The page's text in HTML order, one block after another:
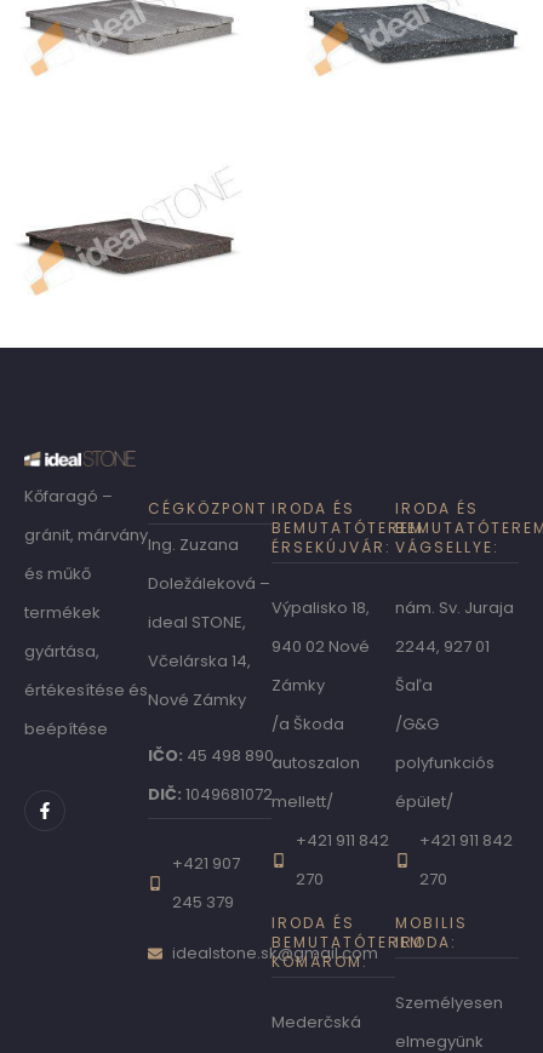
Kőfaragó –
gránit, márvány
és műkő
termékek
gyártása,
értékesítése és
beépítése
CÉGKÖZPONT
Ing. Zuzana
Doležáleková –
ideal STONE,
Včelárska 14,
Nové Zámky
IČO: 45 498 890,
DIČ: 1049681072
+421 907
245 379
idealstone.sk@gmail.com
IRODA ÉS
BEMUTATÓTEREM
ÉRSEKÚJVÁR:
Výpalisko 18,
940 02 Nové
Zámky
/a Škoda
autoszalon
mellett/
+421 911 842
270
IRODA ÉS
BEMUTATÓTEREM
KOMÁROM:
Mederčská
IRODA ÉS
VÁGSELLYE:
nám. Sv. Juraja
2244, 927 01
Šaľa
/G&G
polyfunkciós
épület/
+421 911 842
270
MOBILIS
IRODA:
Személyesen
elmegyünk